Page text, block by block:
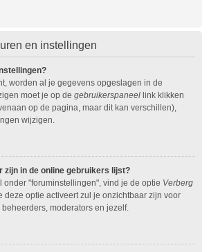
en instellingen
worden al je gegevens opgeslagen in de
moet je op de gebruikerspaneel link klikken
op de pagina, maar dit kan verschillen),
wijzigen.
zijn in de online gebruikers lijst?
onder "foruminstellingen", vind je de optie Verberg
deze optie activeert zul je onzichtbaar zijn voor
moderators en jezelf.